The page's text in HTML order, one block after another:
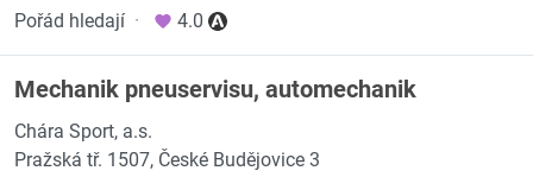
Pořád hledají · 4.0
Mechanik pneuservisu, automechanik
Chára Sport, a.s.
Pražská tř. 1507, České Budějovice 3